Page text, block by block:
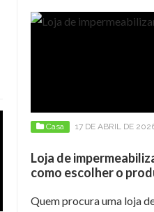
Casa 17 DE ABRIL DE
Loja de
como escolher o
Quem procura uma loja